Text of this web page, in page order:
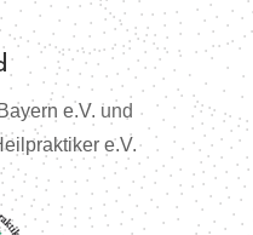
e.V. und
e.V.